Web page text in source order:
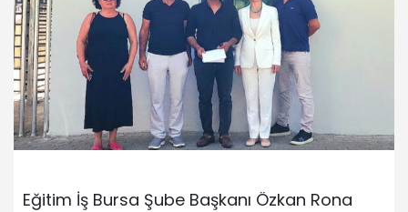
Eğitim İş Bursa Şube Başkanı Özkan Rona